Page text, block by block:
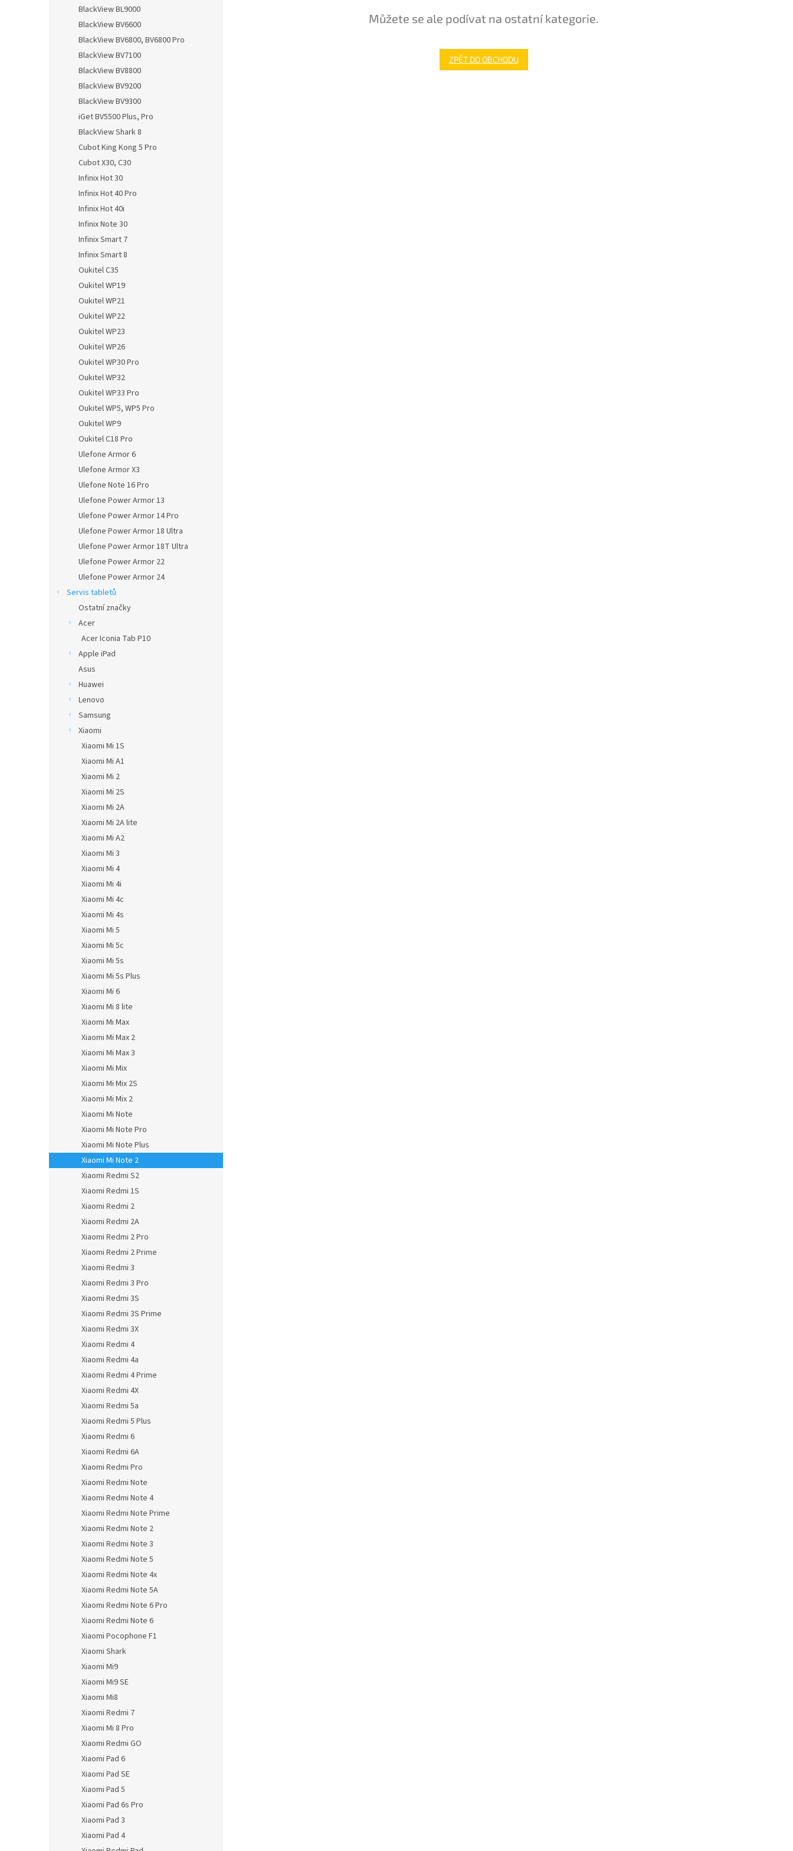
BlackView BL9000
BlackView BV6600
BlackView BV6800, BV6800 Pro
BlackView BV7100
BlackView BV8800
BlackView BV9200
BlackView BV9300
iGet BV5500 Plus, Pro
BlackView Shark 8
Cubot King Kong 5 Pro
Cubot X30, C30
Infinix Hot 30
Infinix Hot 40 Pro
Infinix Hot 40i
Infinix Note 30
Infinix Smart 7
Infinix Smart 8
Oukitel C35
Oukitel WP19
Oukitel WP21
Oukitel WP22
Oukitel WP23
Oukitel WP26
Oukitel WP30 Pro
Oukitel WP32
Oukitel WP33 Pro
Oukitel WP5, WP5 Pro
Oukitel WP9
Oukitel C18 Pro
Ulefone Armor 6
Ulefone Armor X3
Ulefone Note 16 Pro
Ulefone Power Armor 13
Ulefone Power Armor 14 Pro
Ulefone Power Armor 18 Ultra
Ulefone Power Armor 18T Ultra
Ulefone Power Armor 22
Ulefone Power Armor 24
Servis tabletů
Ostatní značky
Acer
Acer Iconia Tab P10
Apple iPad
Asus
Huawei
Lenovo
Samsung
Xiaomi
Xiaomi Mi 1S
Xiaomi Mi A1
Xiaomi Mi 2
Xiaomi Mi 2S
Xiaomi Mi 2A
Xiaomi Mi 2A lite
Xiaomi Mi A2
Xiaomi Mi 3
Xiaomi Mi 4
Xiaomi Mi 4i
Xiaomi Mi 4c
Xiaomi Mi 4s
Xiaomi Mi 5
Xiaomi Mi 5c
Xiaomi Mi 5s
Xiaomi Mi 5s Plus
Xiaomi Mi 6
Xiaomi Mi 8 lite
Xiaomi Mi Max
Xiaomi Mi Max 2
Xiaomi Mi Max 3
Xiaomi Mi Mix
Xiaomi Mi Mix 2S
Xiaomi Mi Mix 2
Xiaomi Mi Note
Xiaomi Mi Note Pro
Xiaomi Mi Note Plus
Xiaomi Mi Note 2
Xiaomi Redmi S2
Xiaomi Redmi 1S
Xiaomi Redmi 2
Xiaomi Redmi 2A
Xiaomi Redmi 2 Pro
Xiaomi Redmi 2 Prime
Xiaomi Redmi 3
Xiaomi Redmi 3 Pro
Xiaomi Redmi 3S
Xiaomi Redmi 3S Prime
Xiaomi Redmi 3X
Xiaomi Redmi 4
Xiaomi Redmi 4a
Xiaomi Redmi 4 Prime
Xiaomi Redmi 4X
Xiaomi Redmi 5a
Xiaomi Redmi 5 Plus
Xiaomi Redmi 6
Xiaomi Redmi 6A
Xiaomi Redmi Pro
Xiaomi Redmi Note
Xiaomi Redmi Note 4
Xiaomi Redmi Note Prime
Xiaomi Redmi Note 2
Xiaomi Redmi Note 3
Xiaomi Redmi Note 5
Xiaomi Redmi Note 4x
Xiaomi Redmi Note 5A
Xiaomi Redmi Note 6 Pro
Xiaomi Redmi Note 6
Xiaomi Pocophone F1
Xiaomi Shark
Xiaomi Mi9
Xiaomi Mi9 SE
Xiaomi Mi8
Xiaomi Redmi 7
Xiaomi Mi 8 Pro
Xiaomi Redmi GO
Xiaomi Pad 6
Xiaomi Pad SE
Xiaomi Pad 5
Xiaomi Pad 6s Pro
Xiaomi Pad 3
Xiaomi Pad 4
Můžete se ale podívat na ostatní kategorie.
ZPĚT DO OBCHODU